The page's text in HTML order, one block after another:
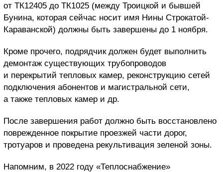
от ТК12405 до ТК1025 (между Троицкой и бывшей
Бунина, которая сейчас носит имя Нины Строкатой-
Караванской) должны быть завершены до 1 ноября.
Кроме прочего, подрядчик должен будет выполнить
демонтаж существующих трубопроводов
и перекрытий тепловых камер, реконструкцию сетей
подключения абонентов и магистральной сети,
а также тепловых камер и др.
После завершения работ должно быть восстановлено
поврежденное покрытие проезжей части дорог,
тротуаров и проведена рекультивация зеленой зоны.
Напомним, в 2022 году «Теплоснабжение»